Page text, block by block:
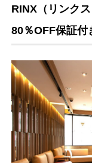
RINX（リンク
80％OFF保証付